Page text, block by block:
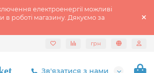
електроенергії можливі
в роботі магазину. Дякуємо за
грн
Зв'язатися з нами